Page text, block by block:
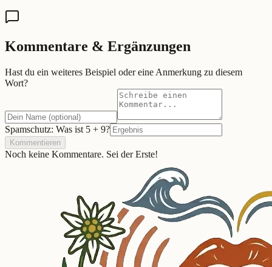
Kommentare & Ergänzungen
Hast du ein weiteres Beispiel oder eine Anmerkung zu diesem
Wort?
Spamschutz: Was ist 5 + 9?
Kommentieren
Noch keine Kommentare. Sei der Erste!